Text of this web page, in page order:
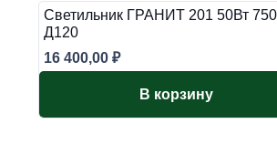
Светильник ГРАНИТ 201 50Вт 750
Д120
16 400,00 ₽
В корзину